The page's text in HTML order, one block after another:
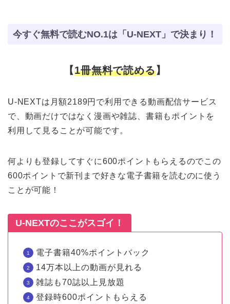
今すぐ無料で読むNO.1は「U-NEXT」で決まり！
【1冊無料で読める】
U-NEXTは月額2189円で利用できる動画配信サービス
で、動画だけではなく漫画や雑誌、書籍もポイントを
利用して見ることが可能です。
何よりも登録してすぐに600ポイントもらえるのでこの
600ポイントで新刊まで好きな電子書籍を読むのに使う
ことが可能！
U-NEXTのここがスゴイ！
電子書籍40%ポイントバック
14万本以上の動画が見れる
雑誌も70誌以上見放題
登録時600ポイントもらえる